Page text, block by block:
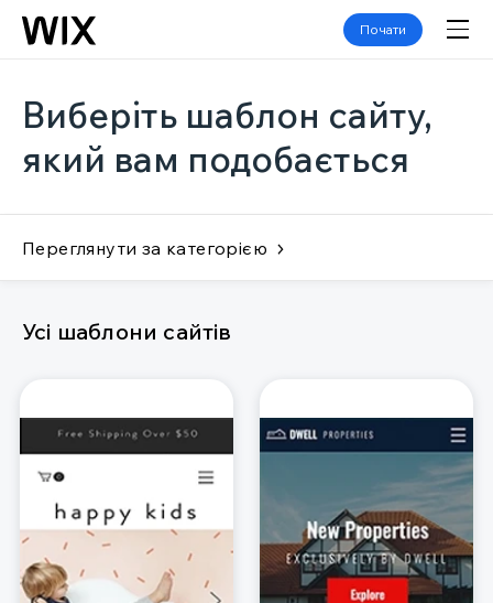
Почати
Виберіть шаблон сайту,
який вам подобається
Переглянути за категорією
Усі шаблони сайтів